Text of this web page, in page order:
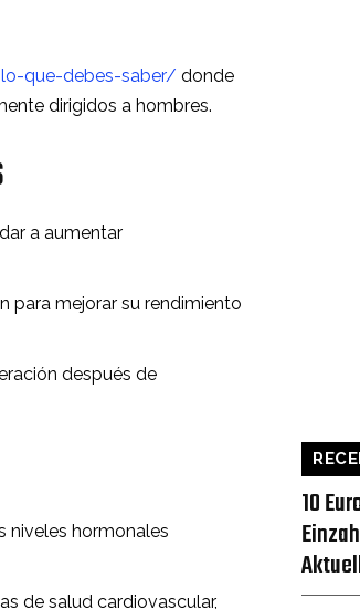
que-debes-saber/ donde
dirigidos a hombres.
a aumentar
para mejorar su rendimiento
después de
niveles hormonales
de salud cardiovascular,
10